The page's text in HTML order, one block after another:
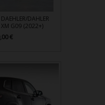
DAHLER
G09 (2022+)
€